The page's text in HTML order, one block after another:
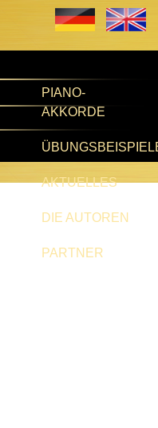
PIANO-
AKKORDE
AKTUELLES
DIE AUTOREN
PARTNER